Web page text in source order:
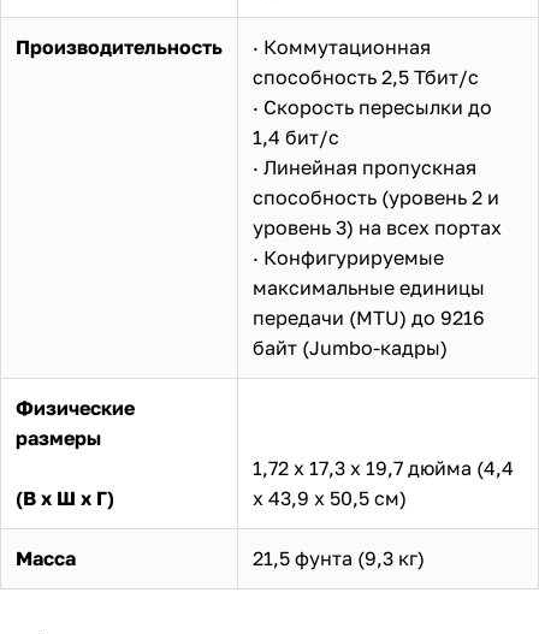
Производительность
· Коммутационная
способность 2,5 Тбит/с
· Скорость пересылки до
1,4 бит/с
· Линейная пропускная
способность (уровень 2 и
уровень 3) на всех портах
· Конфигурируемые
максимальные единицы
передачи (MTU) до 9216
байт (Jumbo-кадры)
Физические
размеры
(В х Ш х Г)
1,72 х 17,3 х 19,7 дюйма (4,4
х 43,9 х 50,5 см)
Масса 21,5 фунта (9,3 кг)